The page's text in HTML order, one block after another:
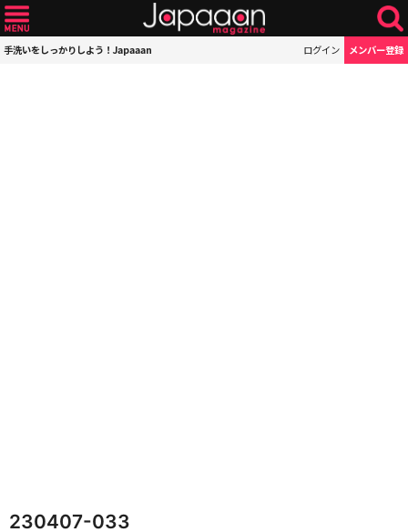
手洗いをしっかりしよう！Japaaan ログイン メンバー登録
230407-033